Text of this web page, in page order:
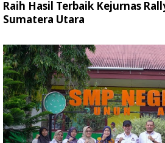
Raih Hasil Terbaik Kejurnas
Sumatera Utara